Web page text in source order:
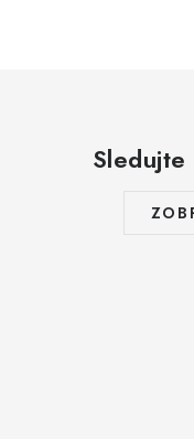
Sledujte